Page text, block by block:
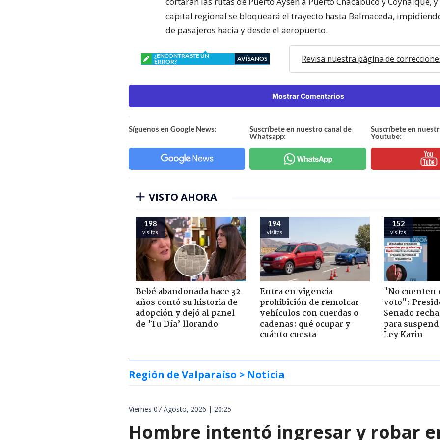
capital regional se bloqueará el trayecto hasta Balmaceda,
de pasajeros hacia y desde el aeropuerto.
¿ENCONTRASTE UN
ERROR?
AVÍSANOS Revisa nuestra página de
Mostrar Comentarios
Síguenos en Google News:
Suscríbete en nuestro canal de
Whatsapp:
Suscríbete en
Youtube:
VISTO AHORA
198
visitas
Bebé abandonada hace 32
años contó su historia de
adopción y dejó al panel
de ’Tu Día’ llorando
194
visitas
Entra en vigencia
prohibición de remolcar
vehículos con cuerdas o
cadenas: qué ocupar y
cuánto cuesta
152
visitas
"No cuenten
voto":
Senado
para
Ley Karin
Región de Valparaíso > Noticia
Viernes 07 Agosto, 2026 | 20:25
Hombre intentó ingresar y robar